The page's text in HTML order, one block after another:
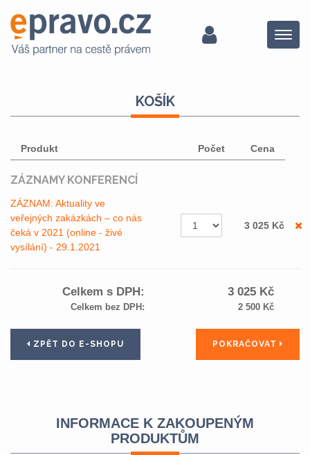
Menu
KOŠÍK
Produkt Počet Cena
ZÁZNAMY KONFERENCÍ
ZÁZNAM: Aktuality ve
veřejných zakázkách – co nás
čeká v 2021 (online - živé
vysílání) - 29.1.2021
3 025Kč
Celkem s DPH: 3 025Kč
Celkem bez DPH: 2 500Kč
ZPĚT DO E-SHOPU POKRAČOVAT
INFORMACE K ZAKOUPENÝM
PRODUKTŮM